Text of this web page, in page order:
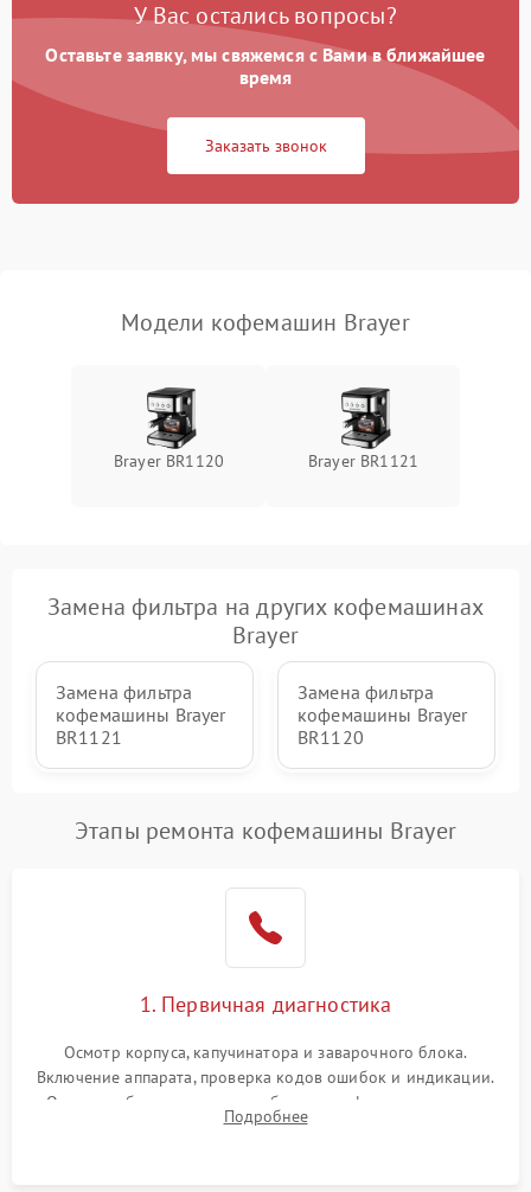
У Вас остались вопросы?
Оставьте заявку, мы свяжемся с Вами в ближайшее
время
Заказать звонок
Модели кофемашин Brayer
Brayer BR1120 Brayer BR1121
Замена фильтра на других кофемашинах
Brayer
Замена фильтра
кофемашины Brayer
BR1121
Замена фильтра
кофемашины Brayer
BR1120
Этапы ремонта кофемашины Brayer
1. Первичная диагностика
Осмотр корпуса, капучинатора и заварочного блока.
Включение аппарата, проверка кодов ошибок и индикации.
Оценка работы помпы, термоблока и кофемолки на слух.
Измерение температуры и давления воды для выявления
Подробнее